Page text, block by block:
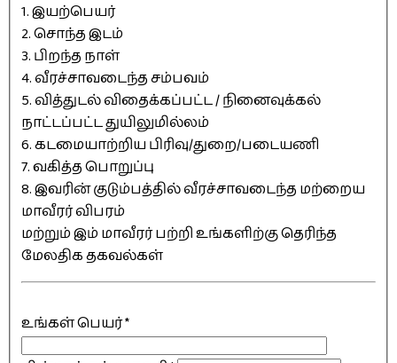
1. இயற்பெயர்
2. சொந்த இடம்
3. பிறந்த நாள்
4. வீரச்சாவடைந்த சம்பவம்
5. வித்துடல் விதைக்கப்பட்ட / நினைவுக்கல்
நாட்டப்பட்ட துயிலுமில்லம்
6. கடமையாற்றிய பிரிவு/துறை/படையணி
7. வகித்த பொறுப்பு
8. இவரின் குடும்பத்தில் வீரச்சாவடைந்த மற்றைய
மாவீரர் விபரம்
மற்றும் இம் மாவீரர் பற்றி உங்களிற்கு தெரிந்த
மேலதிக தகவல்கள்
உங்கள் பெயர்*